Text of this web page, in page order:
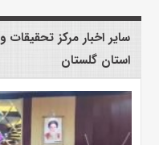
سایر اخبار مرکز
استان گلستان